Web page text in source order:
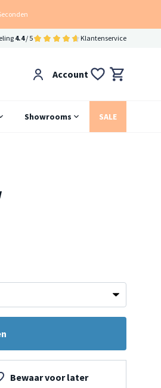
4.4/ 5 Klantenservice
Account
Showrooms SALE
Bewaar voor later